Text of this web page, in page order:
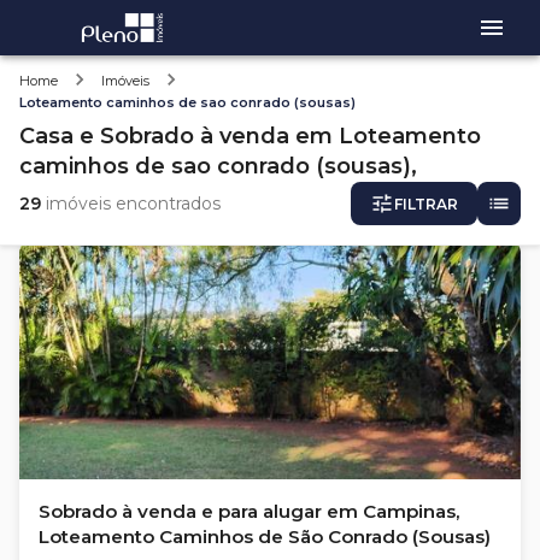
Home
Imóveis
Loteamento caminhos de sao conrado (sousas)
Casa e Sobrado à venda em Loteamento
caminhos de sao conrado (sousas),
29 imóveis encontrados FILTRAR
Sobrado à venda e para alugar em Campinas,
Loteamento Caminhos de São Conrado (Sousas)